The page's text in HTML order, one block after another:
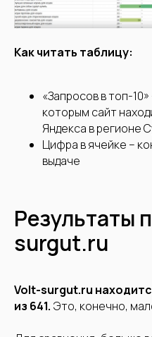
Как читать таблицу:
«Запросов в топ-
которым сайт
Яндекса в регионе
Цифра в ячейке –
выдаче
Результаты
surgut.ru
Volt-surgut.ru
из 641. Это, конечно,